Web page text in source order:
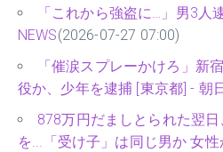
「これから強盗に…」男3人
NEWS(2026-07-27 07:00)
「催涙スプレーかけろ」新
役か、少年を逮捕 [東京都] - 朝
878万円だましとられた翌
を...「受け子」は同じ男か 女